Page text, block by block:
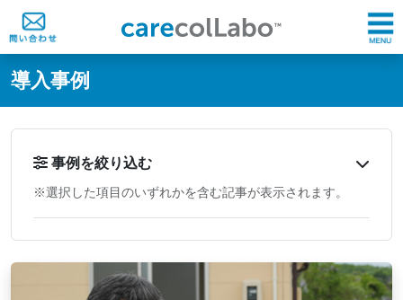
@ -0,0 +1,60 @@
導入事例
事例を絞り込む
※選択した項目のいずれかを含む記事が表示されます。